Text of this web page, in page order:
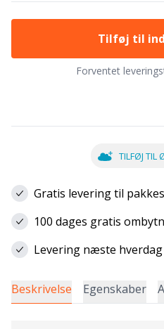
Tilføj til
Forventet
TILFØJ TIL
Gratis levering til
100 dages gratis
Levering næste
Beskrivelse Egenskaber